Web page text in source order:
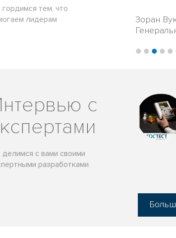
тем, что
лидерам
Зоран
•••••
с
с вами своими
разработками